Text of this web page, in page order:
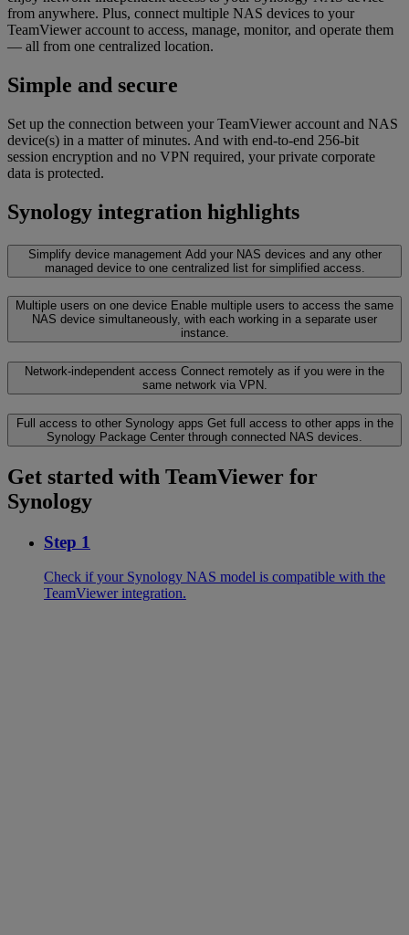
from anywhere. Plus, connect multiple NAS devices to your
TeamViewer account to access, manage, monitor, and operate them
— all from one centralized location.
Simple and secure
Set up the connection between your TeamViewer account and NAS
device(s) in a matter of minutes. And with end-to-end 256-bit
session encryption and no VPN required, your private corporate
data is protected.
Synology integration highlights
Simplify device management Add your NAS devices and any other
managed device to one centralized list for simplified access.
Multiple users on one device Enable multiple users to access the same
NAS device simultaneously, with each working in a separate user
instance.
Network-independent access Connect remotely as if you were in the
same network via VPN.
Full access to other Synology apps Get full access to other apps in the
Synology Package Center through connected NAS devices.
Get started with TeamViewer for
Synology
Step 1
Check if your Synology NAS model is compatible with the
TeamViewer integration.